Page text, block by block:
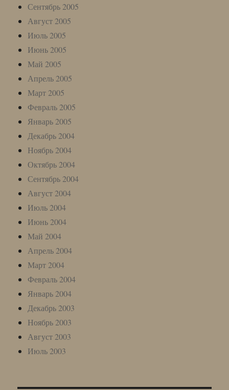
Сентябрь 2005
Август 2005
Июль 2005
Июнь 2005
Май 2005
Апрель 2005
Март 2005
Февраль 2005
Январь 2005
Декабрь 2004
Ноябрь 2004
Октябрь 2004
Сентябрь 2004
Август 2004
Июль 2004
Июнь 2004
Май 2004
Апрель 2004
Март 2004
Февраль 2004
Январь 2004
Декабрь 2003
Ноябрь 2003
Август 2003
Июль 2003